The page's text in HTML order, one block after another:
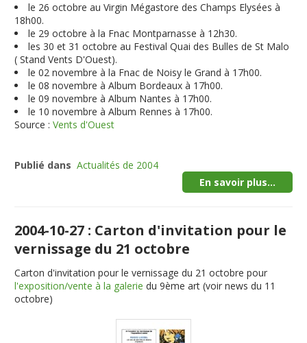
le 26 octobre au Virgin Mégastore des Champs Elysées à
18h00.
le 29 octobre à la Fnac Montparnasse à 12h30.
les 30 et 31 octobre au Festival Quai des Bulles de St Malo
( Stand Vents D'Ouest).
le 02 novembre à la Fnac de Noisy le Grand à 17h00.
le 08 novembre à Album Bordeaux à 17h00.
le 09 novembre à Album Nantes à 17h00.
le 10 novembre à Album Rennes à 17h00.
Source :Vents d'Ouest
Publié dans Actualités de 2004
En savoir plus...
2004-10-27 : Carton d'invitation pour le
vernissage du 21 octobre
Carton d'invitation pour le vernissage du 21 octobre pour
l'exposition/vente à la galeriedu 9ème art (voir news du 11
octobre)